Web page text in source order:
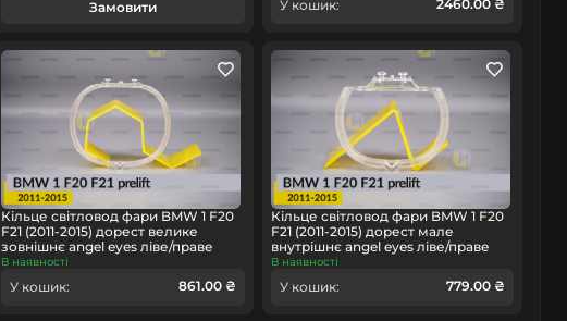
Замовити У кошик: 2460.00 ₴
Кільце світловод фари BMW 1 F20
F21 (2011-2015) дорест велике
зовнішнє angel eyes ліве/праве
В наявності
У кошик: 861.00 ₴
Кільце світловод фари BMW 1 F20
F21 (2011-2015) дорест мале
внутрішнє angel eyes ліве/праве
В наявності
У кошик: 779.00 ₴